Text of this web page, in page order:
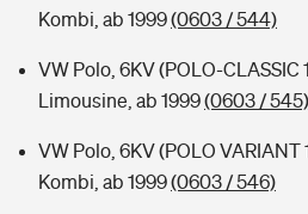
Kombi, ab 1999(0603 / 544)
VW Polo, 6KV (POLO-CLASSIC
Limousine, ab 1999(0603 / 545)
VW Polo, 6KV (POLO VARIANT
Kombi, ab 1999(0603 / 546)